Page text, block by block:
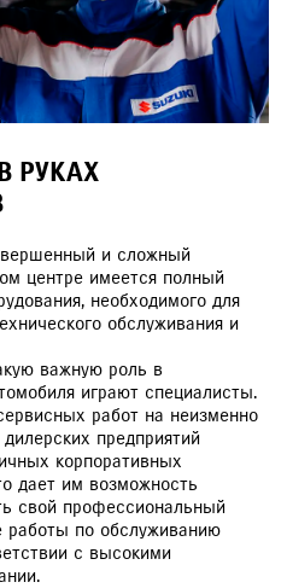
РУКАХ
и сложный
центре имеется полный
необходимого для
обслуживания и
важную роль в
играют специалисты.
работ на неизменно
предприятий
корпоративных
дает им возможность
свой профессиональный
по обслуживанию
с высокими